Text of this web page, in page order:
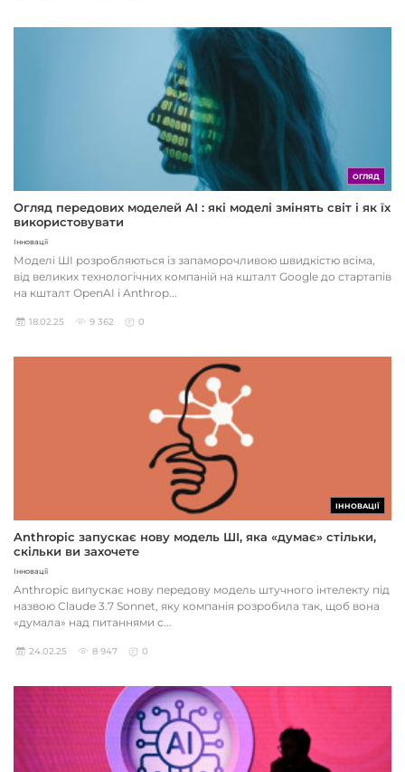
ОГЛЯД
Огляд передових моделей AI : які моделі змінять світ і як їх
використовувати
Інновації
Моделі ШІ розробляються із запаморочливою швидкістю всіма,
від великих технологічних компаній на кшталт Google до стартапів
на кшталт OpenAI і Anthrop...
18.02.25 9 362 0
ІННОВАЦІЇ
Anthropic запускає нову модель ШІ, яка «думає» стільки,
скільки ви захочете
Інновації
Anthropic випускає нову передову модель штучного інтелекту під
назвою Claude 3.7 Sonnet, яку компанія розробила так, щоб вона
«думала» над питаннями с...
24.02.25 8 947 0